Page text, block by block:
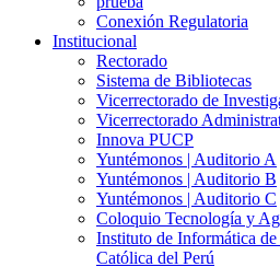
Conexión Regulatoria
Institucional
Rectorado
Sistema de Bibliotecas
Vicerrectorado de
Vicerrectorado
Innova PUCP
Yuntémonos | Auditorio A
Yuntémonos | Auditorio B
Yuntémonos | Auditorio C
Coloquio Tecnología y
Instituto de Informática
Católica del Perú